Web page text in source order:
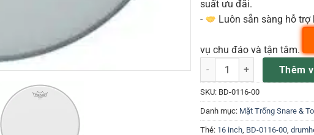
suất ưu đãi.
-
Luôn sẵn sàng hỗ
vụ chu đáo và tận tâm.
REMO BD-0116-00 MẶTThêm
SKU: BD-0116-00
Danh mục: Mặt Trống Snare &
Thẻ: 16 inch, BD-0116-00,